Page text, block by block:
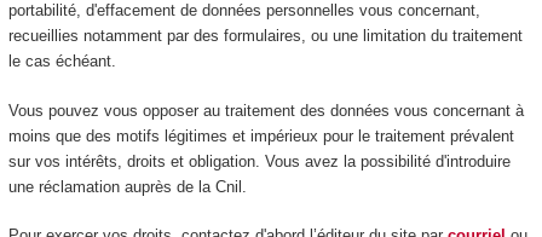
portabilité, d'effacement de données personnelles vous concernant,
recueillies notamment par des formulaires, ou une limitation du traitement
le cas échéant.
Vous pouvez vous opposer au traitement des données vous concernant à
moins que des motifs légitimes et impérieux pour le traitement prévalent
sur vos intérêts, droits et obligation. Vous avez la possibilité d'introduire
une réclamation auprès de la Cnil.